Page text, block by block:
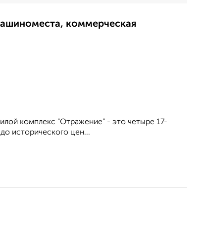
коммерческая
комплекс "Отражение" - это четыре 17-
исторического цен...